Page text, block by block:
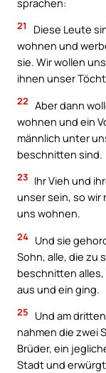
21
Diese Leute
wohnen und
sie. Wir wollen
ihnen unser
22 Aber dann
wohnen und ein
männlich unter
beschnitten sind.
23 Ihr Vieh und
unser sein, so wir
uns wohnen.
24 Und sie
Sohn, alle, die zu
beschnitten alles,
aus und ein ging.
25
Und am
nahmen die zwei
Brüder, ein
Stadt und